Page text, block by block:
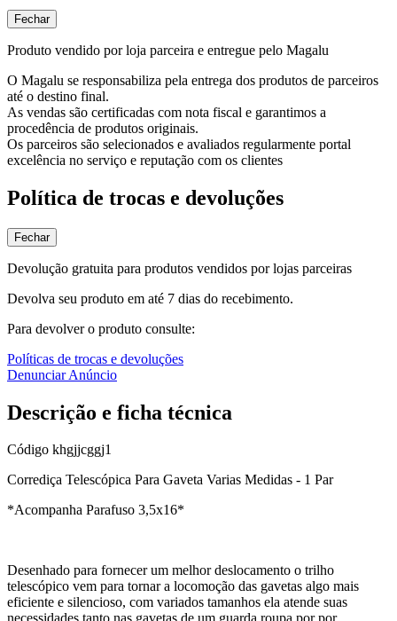
Fechar
Produto vendido por loja parceira e entregue pelo Magalu
O Magalu se responsabiliza pela entrega dos produtos de parceiros
até o destino final.
As vendas são certificadas com nota fiscal e garantimos a
procedência de produtos originais.
Os parceiros são selecionados e avaliados regularmente portal
excelência no serviço e reputação com os clientes
Política de trocas e devoluções
Fechar
Devolução gratuita para produtos vendidos por lojas parceiras
Devolva seu produto em até 7 dias do recebimento.
Para devolver o produto consulte:
Políticas de trocas e devoluções
Denunciar Anúncio
Descrição e ficha técnica
Código khgjjcggj1
Corrediça Telescópica Para Gaveta Varias Medidas - 1 Par
*Acompanha Parafuso 3,5x16*
Desenhado para fornecer um melhor deslocamento o trilho
telescópico vem para tornar a locomoção das gavetas algo mais
eficiente e silencioso, com variados tamanhos ela atende suas